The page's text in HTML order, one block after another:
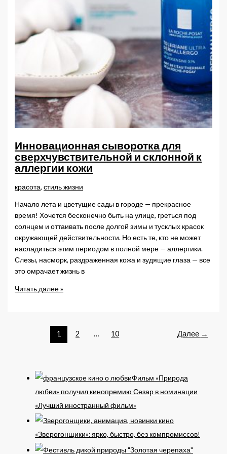
Инновационная сыворотка для
сверхчувствительной и склонной к
аллергии кожи
красота,стиль жизни
Начало лета и цветущие сады в городе — прекрасное
время! Хочется бесконечно быть на улице, греться под
солнцем и оттаивать после долгой зимы и тусклых красок
окружающей действительности. Но есть те, кто не может
насладиться этим периодом в полной мере — аллергики.
Слезы, насморк, раздраженная кожа и зудящие глаза — все
это омрачает жизнь в
Инновационная
кожи
Читать далее »
1 2 … 10 Далее →
Фильм «Природа
любви» получил кинопремию Сезар в номинации
«Лучший иностранный фильм»
«Зверогонщики»: ярко, быстро, без компромиссов!